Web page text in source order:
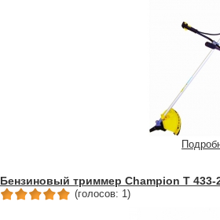
Бензиновый триммер Champion T 433-
(голосов: 1)